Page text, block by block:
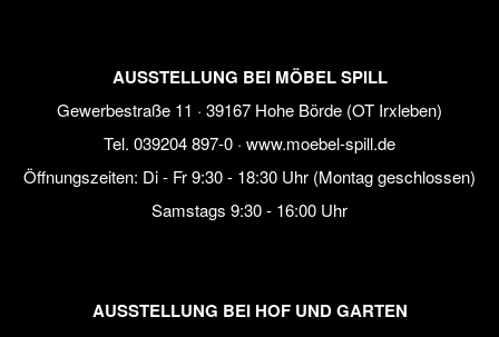
AUSSTELLUNG BEI MÖBEL SPILL
Gewerbestraße 11 · 39167 Hohe Börde (OT Irxleben)
Tel. 039204 897-0 · www.moebel-spill.de
Öffnungszeiten: Di - Fr 9:30 - 18:30 Uhr (Montag geschlossen)
Samstags 9:30 - 16:00 Uhr
AUSSTELLUNG BEI HOF UND GARTEN